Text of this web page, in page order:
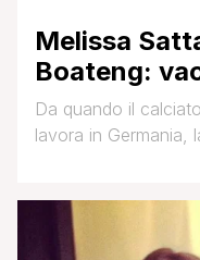
Melissa
Boateng:
Da quando il
lavora in Germania,
natalizie in terra
della compagnia